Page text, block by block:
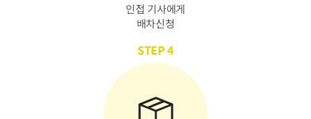
인접 기사에게
배차신청
STEP 4